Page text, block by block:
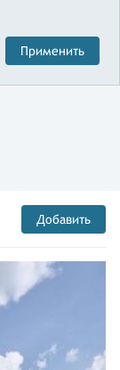
Добавить